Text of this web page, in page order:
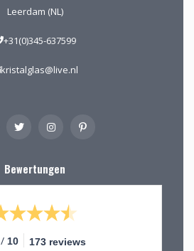
Leerdam (NL)
+31(0)345-637599
kristalglas@live.nl
Bewertungen
/ 10 173 reviews